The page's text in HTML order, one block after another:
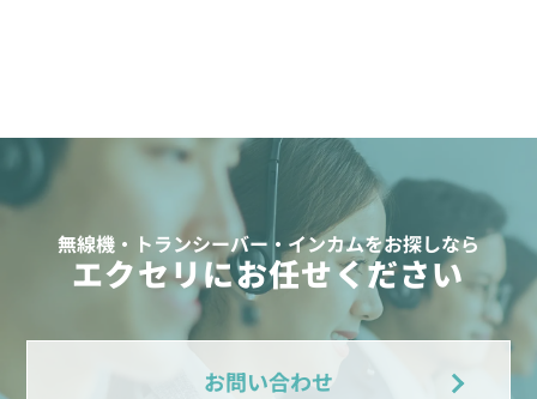
無線機・トランシーバー・インカムをお探しなら
エクセリにお任せください
お問い合わせ